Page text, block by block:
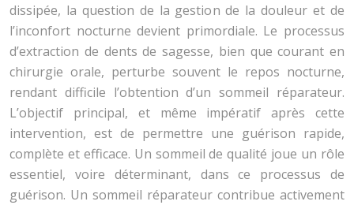
dissipée, la question de la gestion de la douleur et de
l’inconfort nocturne devient primordiale. Le processus
d’extraction de dents de sagesse, bien que courant en
chirurgie orale, perturbe souvent le repos nocturne,
rendant difficile l’obtention d’un sommeil réparateur.
L’objectif principal, et même impératif après cette
intervention, est de permettre une guérison rapide,
complète et efficace. Un sommeil de qualité joue un rôle
essentiel, voire déterminant, dans ce processus de
guérison. Un sommeil réparateur contribue activement